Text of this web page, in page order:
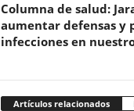
Columna de salud:
aumentar defensas y
infecciones en
Artículos relacionados